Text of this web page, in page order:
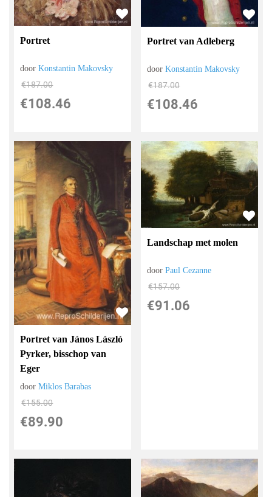
Portret
doorKonstantin Makovsky
€187.00
€108.46
Portret van Adleberg
doorKonstantin Makovsky
€187.00
€108.46
Portret van János László
Pyrker, bisschop van
Eger
doorMiklos Barabas
€155.00
€89.90
Landschap met molen
doorPaul Cezanne
€157.00
€91.06